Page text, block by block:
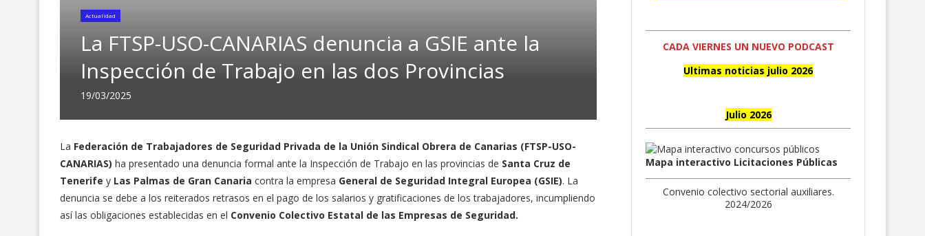
Actualidad
La FTSP-USO-CANARIAS denuncia a GSIE ante la
Inspección de Trabajo en las dos Provincias
19/03/2025
La Federación de Trabajadores de Seguridad Privada de la Unión Sindical Obrera de Canarias (FTSP-USO-
CANARIAS) ha presentado una denuncia formal ante la Inspección de Trabajo en las provincias de Santa Cruz de
Tenerife y Las Palmas de Gran Canaria contra la empresa General de Seguridad Integral Europea (GSIE). La
denuncia se debe a los reiterados retrasos en el pago de los salarios y gratificaciones de los trabajadores, incumpliendo
así las obligaciones establecidas en el Convenio Colectivo Estatal de las Empresas de Seguridad.
CADA VIERNES UN NUEVO PODCAST
Ultimas noticias julio 2026
Julio 2026
Mapa interactivo Licitaciones Públicas
Convenio colectivo sectorial auxiliares.
2024/2026